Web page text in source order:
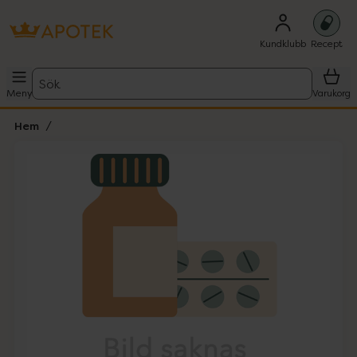
Kundklubb Recept
Meny
Sök
Varukorg
Hem
Lista: . Innehåller 1 objekt.